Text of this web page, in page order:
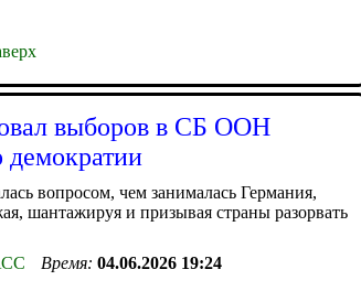
выборов в СБ ООН
демократии
вопросом, чем занималась Германия,
шантажируя и призывая страны разорвать
Время: 04.06.2026 19:24